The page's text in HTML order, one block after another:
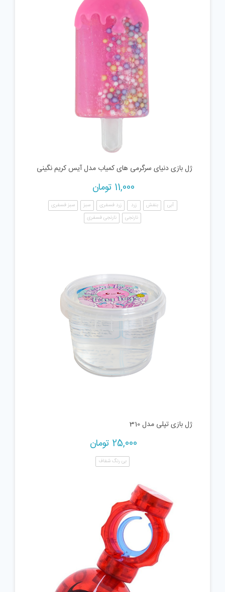
ژل بازی دنیای سرگرمی های کمیاب مدل آیس کریم نگینی
11,000 تومان
آبی بنفش زرد زرد فسفری سبز
سبز فسفری
نارنجی
نارنجی فسفری
ژل بازی تپلی مدل 310
25,000 تومان
بی رنگ شفاف